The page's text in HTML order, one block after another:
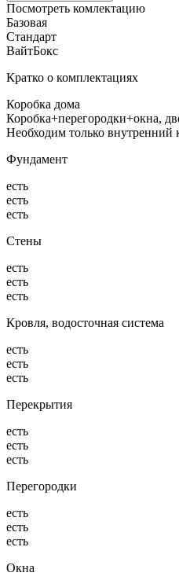
Посмотреть комлектацию
Базовая
Стандарт
ВайтБокс
Кратко о комплектациях
Коробка дома
Коробка+перегородки+окна,
Необходим только внутренний
Фундамент
есть
есть
есть
Стены
есть
есть
есть
Кровля, водосточная система
есть
есть
есть
Перекрытия
есть
есть
есть
Перегородки
есть
есть
есть
Окна